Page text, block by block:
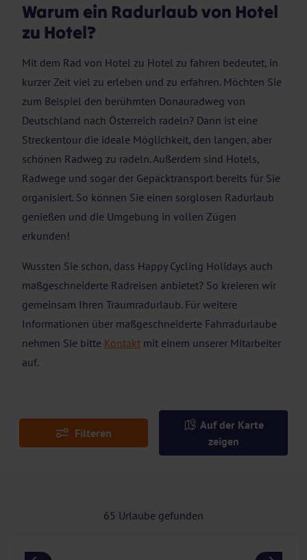
Warum ein Radurlaub von Hotel
zu Hotel?
Mit dem Rad von Hotel zu Hotel zu fahren bedeutet, in
kurzer Zeit viel zu erleben und zu erfahren. Möchten Sie
zum Beispiel den berühmten Donauradweg von
Deutschland nach Österreich radeln? Dann ist eine
Streckentour die ideale Möglichkeit, den langen, aber
schönen Radweg zu radeln. Außerdem sind Hotels,
Radwege und sogar der Gepäcktransport bereits für Sie
organisiert. So können Sie einen sorglosen Radurlaub
genießen und die Umgebung in vollen Zügen
erkunden!
Wussten Sie schon, dass Happy Cycling Holidays auch
maßgeschneiderte Radreisen anbietet? So kreieren wir
gemeinsam Ihren Traumradurlaub. Für weitere
Informationen über maßgeschneiderte Fahrradurlaube
nehmen Sie bitte Kontakt mit einem unserer Mitarbeiter
auf.
Filteren
Auf der Karte
zeigen
65 Urlaube gefunden